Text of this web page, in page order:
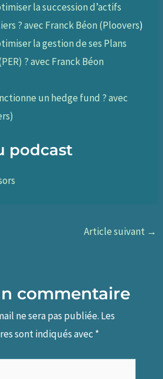
la succession d’actifs
? avec Franck Béon (Ploovers)
la gestion de ses Plans
? avec Franck Béon
un hedge fund ? avec
podcast
Article suivant →
commentaire
ne sera pas publiée. Les
sont indiqués avec *